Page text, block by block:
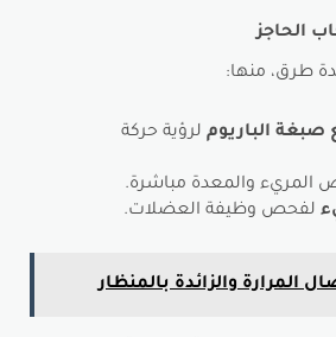
الحاجز
طرق، منها:
صبغة الباريوم لرؤية حركة
المريء والمعدة مباشرة.
لفحص وظيفة العضلات.
المرارة والزائدة بالمنظار